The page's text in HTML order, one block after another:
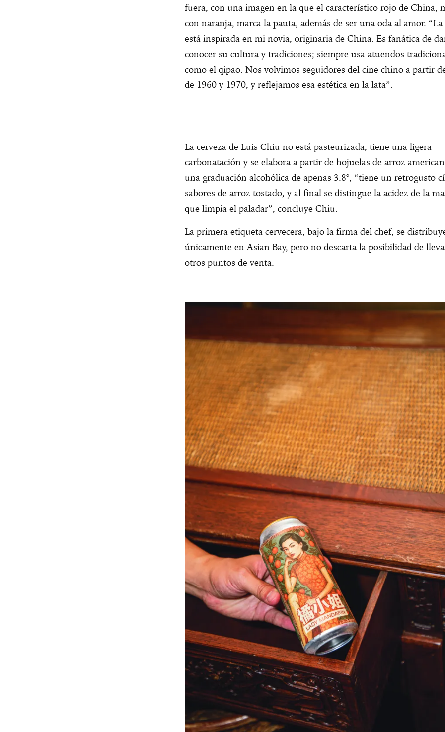
fuera, con una imagen en la que el característico rojo de China,
con naranja, marca la pauta, además de ser una oda al amor.
está inspirada en mi novia, originaria de China. Es fanática de
conocer su cultura y tradiciones; siempre usa atuendos
como el qipao. Nos volvimos seguidores del cine chino a partir
de 1960 y 1970, y reflejamos esa estética en la lata”.
La cerveza de Luis Chiu no está pasteurizada, tiene una ligera
carbonatación y se elabora a partir de hojuelas de arroz
una graduación alcohólica de apenas 3.8°, “tiene un retrogusto
sabores de arroz tostado, y al final se distingue la acidez de la
que limpia el paladar”, concluye Chiu.
La primera etiqueta cervecera, bajo la firma del chef, se
únicamente en Asian Bay, pero no descarta la posibilidad de
otros puntos de venta.